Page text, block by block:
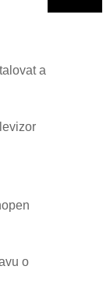
a
o